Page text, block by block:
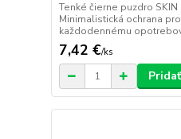
Tenké čierne puzdro
Minimalistická ochrana
každodennému
7,42 €/ks